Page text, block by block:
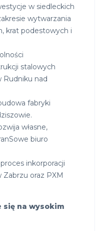
w siedleckich
wytwarzania
krat podestowych i
stalowych
Rudniku nad
fabryki
własne,
biuro
inkorporacji
Zabrzu oraz PXM
na wysokim